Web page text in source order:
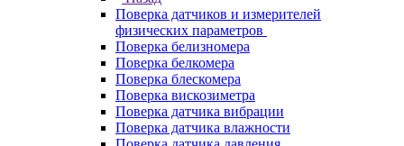
Поверка датчиков и измерителей
физических параметров
Поверка белизномера
Поверка белкомера
Поверка блескомера
Поверка вискозиметра
Поверка датчика вибрации
Поверка датчика влажности